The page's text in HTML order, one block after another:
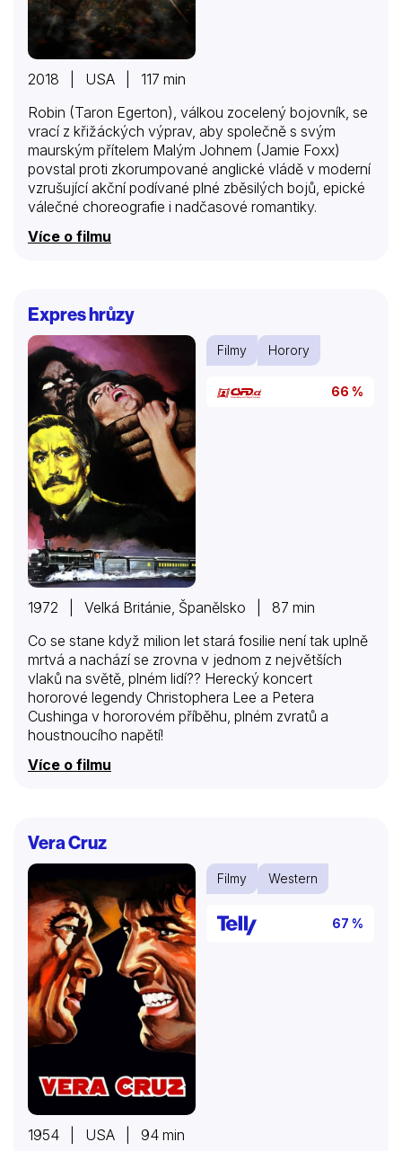
2018 | USA | 117 min
Robin (Taron Egerton), válkou zocelený bojovník, se
vrací z křižáckých výprav, aby společně s svým
maurským přítelem Malým Johnem (Jamie Foxx)
povstal proti zkorumpované anglické vládě v moderní
vzrušující akční podívané plné zběsilých bojů, epické
válečné choreografie i nadčasové romantiky.
Více o filmu
Expres hrůzy
Filmy Horory
66 %
1972 | Velká Británie, Španělsko | 87 min
Co se stane když milion let stará fosilie není tak uplně
mrtvá a nachází se zrovna v jednom z největších
vlaků na světě, plném lidí?? Herecký koncert
hororové legendy Christophera Lee a Petera
Cushinga v hororovém příběhu, plném zvratů a
houstnoucího napětí!
Více o filmu
Vera Cruz
Filmy Western
67 %
1954 | USA | 94 min